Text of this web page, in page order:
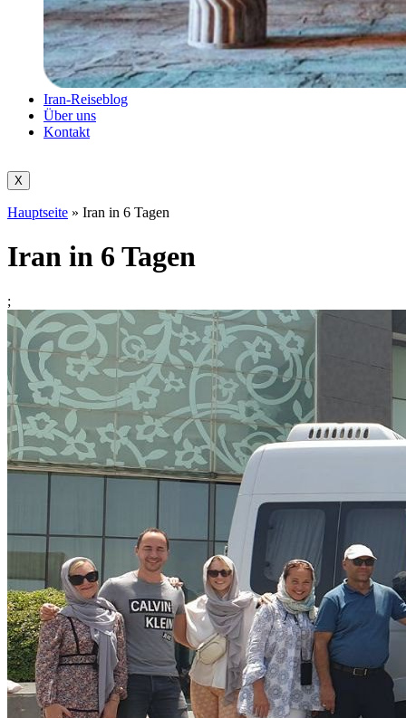
Iran-Reiseblog
Über uns
Kontakt
X
Hauptseite » Iran in 6 Tagen
Iran in 6 Tagen
;